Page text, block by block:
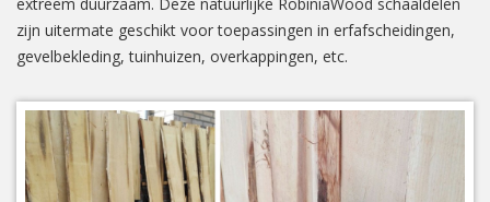
zijn uitermate geschikt voor toepassingen in erfafscheidingen,
gevelbekleding, tuinhuizen, overkappingen, etc.